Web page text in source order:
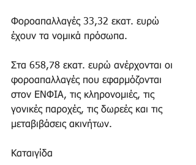
Φοροαπαλλαγές 33,32 εκατ. ευρώ
έχουν τα νομικά πρόσωπα.
Στα 658,78 εκατ. ευρώ ανέρχονται οι
φοροαπαλλαγές που εφαρμόζονται
στον ΕΝΦΙΑ, τις κληρονομιές, τις
γονικές παροχές, τις δωρεές και τις
μεταβιβάσεις ακινήτων.
Καταιγίδα